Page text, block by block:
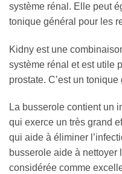
système rénal. Elle peut
tonique général pour les
Kidny est une
système rénal et est utile
prostate. C’est un
La busserole contient un
qui exerce un très grand
qui aide à éliminer
busserole aide à nettoyer
considérée comme